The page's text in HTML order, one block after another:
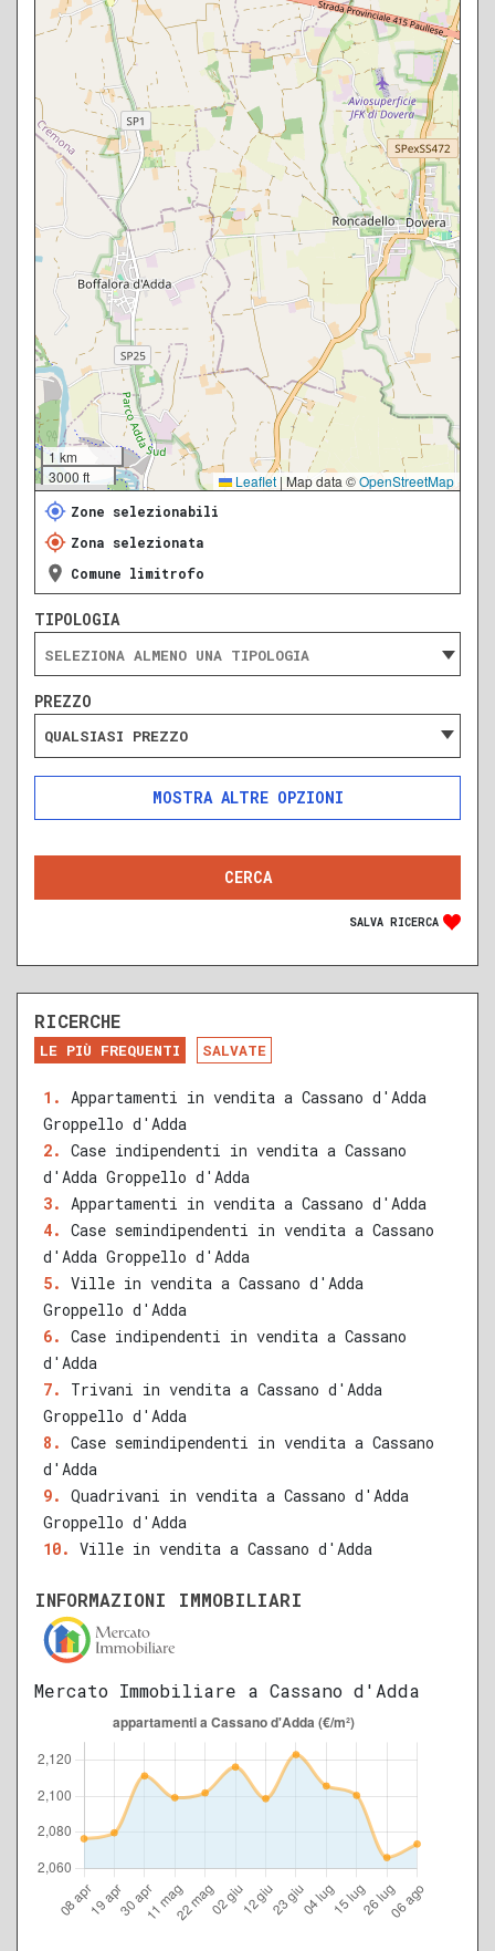
1 km
3000 ft
Leaflet | Map data ©OpenStreetMap
Zone selezionabili
Zona selezionata
Comune limitrofo
TIPOLOGIA
PREZZO
QUALSIASI PREZZO
ALTRE OPZIONI
SOLO ANNUNCI IN ASTA
DA RISTRUTTURARE
NUOVA COSTRUZIONE
RECENTE
RISTRUTTURATO
QUALSIASI SUPERFICIE
B C D E F G
SALVA RICERCA
RICERCHE
LE PIÙ FREQUENTI SALVATE
Appartamenti in vendita a Cassano d'Adda
Groppello d'Adda
Case indipendenti in vendita a Cassano
d'Adda Groppello d'Adda
Appartamenti in vendita a Cassano d'Adda
Case semindipendenti in vendita a Cassano
d'Adda Groppello d'Adda
Ville in vendita a Cassano d'Adda
Groppello d'Adda
Case indipendenti in vendita a Cassano
d'Adda
Trivani in vendita a Cassano d'Adda
Groppello d'Adda
Case semindipendenti in vendita a Cassano
d'Adda
Quadrivani in vendita a Cassano d'Adda
Groppello d'Adda
Ville in vendita a Cassano d'Adda
INFORMAZIONI IMMOBILIARI
Mercato Immobiliare a Cassano d'Adda